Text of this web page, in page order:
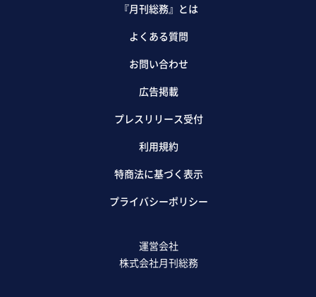
『月刊総務』とは
よくある質問
お問い合わせ
広告掲載
プレスリリース受付
利用規約
特商法に基づく表示
プライバシーポリシー
運営会社
株式会社月刊総務